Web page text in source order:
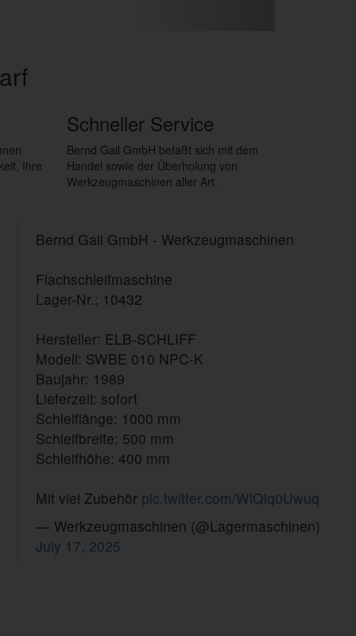
Ihre
Schneller Service
Bernd Gail GmbH befaßt sich mit dem
Handel sowie der Überholung von
Werkzeugmaschinen aller Art.
Bernd Gail GmbH - Werkzeugmaschinen
Flachschleifmaschine
Lager-Nr.: 10432
Hersteller: ELB-SCHLIFF
Modell: SWBE 010 NPC-K
Baujahr: 1989
Lieferzeit: sofort
Schleiflänge: 1000 mm
Schleifbreite: 500 mm
Schleifhöhe: 400 mm
Mit viel Zubehör pic.twitter.com/WlQlq0Uwuq
— Werkzeugmaschinen (@Lagermaschinen)
July 17, 2025